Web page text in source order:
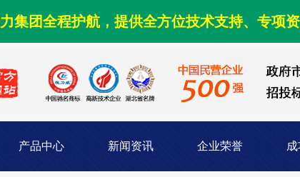
集团全程护航，提供全方位技术支持、专项
产品中心 新闻资讯 企业荣誉